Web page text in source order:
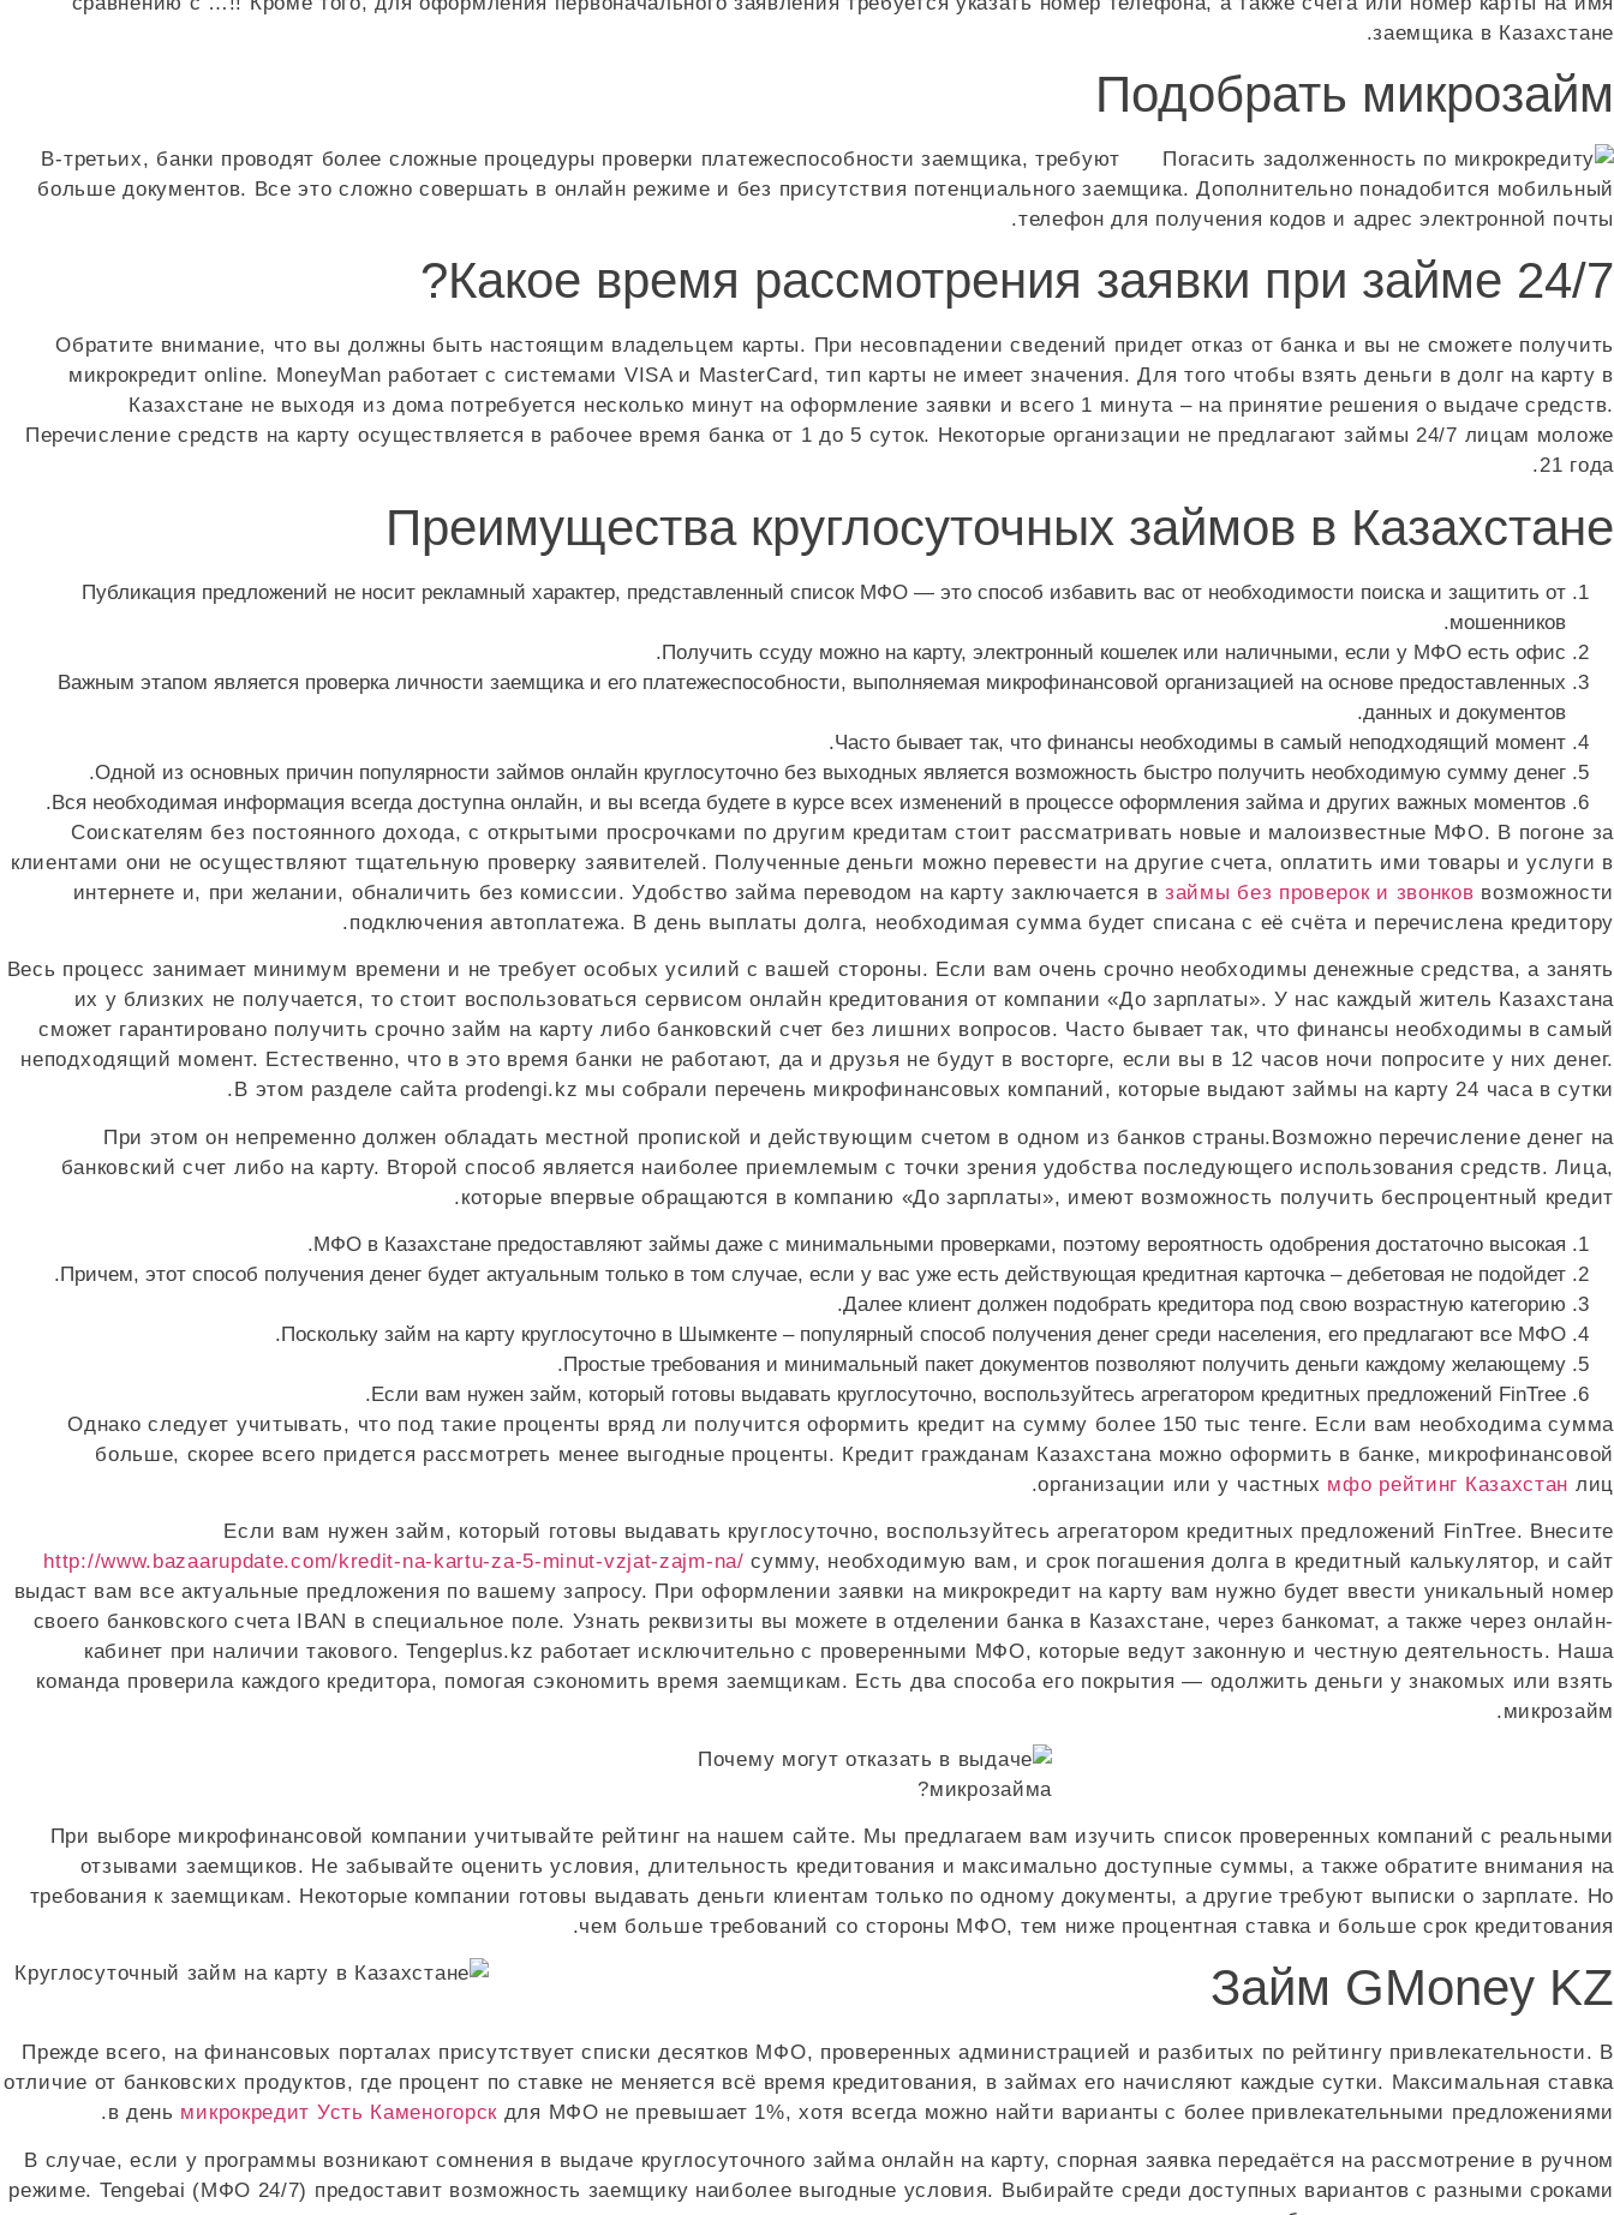
заемщика в Казахстане.
Подобрать микрозайм
В-третьих, банки проводят более сложные процедуры проверки платежеспособности заемщика, требуют
больше документов. Все это сложно совершать в онлайн режиме и без присутствия потенциального заемщика. Дополнительно понадобится мобильный
телефон для получения кодов и адрес электронной почты.
Какое время рассмотрения заявки при займе 24/7?
Обратите внимание, что вы должны быть настоящим владельцем карты. При несовпадении сведений придет отказ от банка и вы не сможете получить
микрокредит online. MoneyMan работает с системами VISA и MasterCard, тип карты не имеет значения. Для того чтобы взять деньги в долг на карту в
Казахстане не выходя из дома потребуется несколько минут на оформление заявки и всего 1 минута – на принятие решения о выдаче средств.
Перечисление средств на карту осуществляется в рабочее время банка от 1 до 5 суток. Некоторые организации не предлагают займы 24/7 лицам моложе
21 года.
Преимущества круглосуточных займов в Казахстане
Публикация предложений не носит рекламный характер, представленный список МФО — это способ избавить вас от необходимости поиска и защитить от
мошенников.
Получить ссуду можно на карту, электронный кошелек или наличными, если у МФО есть офис.
Важным этапом является проверка личности заемщика и его платежеспособности, выполняемая микрофинансовой организацией на основе предоставленных
данных и документов.
Часто бывает так, что финансы необходимы в самый неподходящий момент.
Одной из основных причин популярности займов онлайн круглосуточно без выходных является возможность быстро получить необходимую сумму денег.
Вся необходимая информация всегда доступна онлайн, и вы всегда будете в курсе всех изменений в процессе оформления займа и других важных моментов.
Соискателям без постоянного дохода, с открытыми просрочками по другим кредитам стоит рассматривать новые и малоизвестные МФО. В погоне за
клиентами они не осуществляют тщательную проверку заявителей. Полученные деньги можно перевести на другие счета, оплатить ими товары и услуги в
интернете и, при желании, обналичить без комиссии. Удобство займа переводом на карту заключается в займы без проверок и звонков возможности
подключения автоплатежа. В день выплаты долга, необходимая сумма будет списана с её счёта и перечислена кредитору.
Весь процесс занимает минимум времени и не требует особых усилий с вашей стороны. Если вам очень срочно необходимы денежные средства, а занять
их у близких не получается, то стоит воспользоваться сервисом онлайн кредитования от компании «До зарплаты». У нас каждый житель Казахстана
сможет гарантировано получить срочно займ на карту либо банковский счет без лишних вопросов. Часто бывает так, что финансы необходимы в самый
неподходящий момент. Естественно, что в это время банки не работают, да и друзья не будут в восторге, если вы в 12 часов ночи попросите у них денег.
В этом разделе сайта prodengi.kz мы собрали перечень микрофинансовых компаний, которые выдают займы на карту 24 часа в сутки.
При этом он непременно должен обладать местной пропиской и действующим счетом в одном из банков страны.Возможно перечисление денег на
банковский счет либо на карту. Второй способ является наиболее приемлемым с точки зрения удобства последующего использования средств. Лица,
которые впервые обращаются в компанию «До зарплаты», имеют возможность получить беспроцентный кредит.
МФО в Казахстане предоставляют займы даже с минимальными проверками, поэтому вероятность одобрения достаточно высокая.
Причем, этот способ получения денег будет актуальным только в том случае, если у вас уже есть действующая кредитная карточка – дебетовая не подойдет.
Далее клиент должен подобрать кредитора под свою возрастную категорию.
Поскольку займ на карту круглосуточно в Шымкенте – популярный способ получения денег среди населения, его предлагают все МФО.
Простые требования и минимальный пакет документов позволяют получить деньги каждому желающему.
Если вам нужен займ, который готовы выдавать круглосуточно, воспользуйтесь агрегатором кредитных предложений FinTree.
Однако следует учитывать, что под такие проценты вряд ли получится оформить кредит на сумму более 150 тыс тенге. Если вам необходима сумма
больше, скорее всего придется рассмотреть менее выгодные проценты. Кредит гражданам Казахстана можно оформить в банке, микрофинансовой
организации или у частных мфо рейтинг Казахстан лиц.
Если вам нужен займ, который готовы выдавать круглосуточно, воспользуйтесь агрегатором кредитных предложений FinTree. Внесите
http://www.bazaarupdate.com/kredit-na-kartu-za-5-minut-vzjat-zajm-na/ сумму, необходимую вам, и срок погашения долга в кредитный калькулятор, и сайт
выдаст вам все актуальные предложения по вашему запросу. При оформлении заявки на микрокредит на карту вам нужно будет ввести уникальный номер
своего банковского счета IBAN в специальное поле. Узнать реквизиты вы можете в отделении банка в Казахстане, через банкомат, а также через онлайн-
кабинет при наличии такового. Tengeplus.kz работает исключительно с проверенными МФО, которые ведут законную и честную деятельность. Наша
команда проверила каждого кредитора, помогая сэкономить время заемщикам. Есть два способа его покрытия — одолжить деньги у знакомых или взять
микрозайм.
При выборе микрофинансовой компании учитывайте рейтинг на нашем сайте. Мы предлагаем вам изучить список проверенных компаний с реальными
отзывами заемщиков. Не забывайте оценить условия, длительность кредитования и максимально доступные суммы, а также обратите внимания на
требования к заемщикам. Некоторые компании готовы выдавать деньги клиентам только по одному документы, а другие требуют выписки о зарплате. Но
чем больше требований со стороны МФО, тем ниже процентная ставка и больше срок кредитования.
Займ GMoney KZ
Прежде всего, на финансовых порталах присутствует списки десятков МФО, проверенных администрацией и разбитых по рейтингу привлекательности. В
отличие от банковских продуктов, где процент по ставке не меняется всё время кредитования, в займах его начисляют каждые сутки. Максимальная ставка
в день микрокредит Усть Каменогорск для МФО не превышает 1%, хотя всегда можно найти варианты с более привлекательными предложениями.
В случае, если у программы возникают сомнения в выдаче круглосуточного займа онлайн на карту, спорная заявка передаётся на рассмотрение в ручном
режиме. Tengebai (МФО 24/7) предоставит возможность заемщику наиболее выгодные условия. Выбирайте среди доступных вариантов с разными сроками